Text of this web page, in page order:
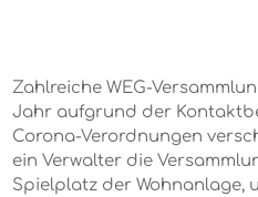
Zahlreiche WEG-
Jahr aufgrund der
Corona-Verordnungen
ein Verwalter die
Spielplatz der Wohnanlage,